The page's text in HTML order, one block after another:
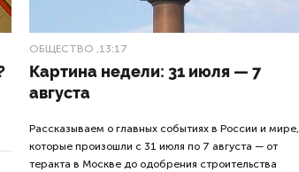
ОБЩЕСТВО ,13:17
Картина недели: 31 июля — 7
августа
Рассказываем о главных событиях в России и мире,
которые произошли с 31 июля по 7 августа — от
теракта в Москве до одобрения строительства